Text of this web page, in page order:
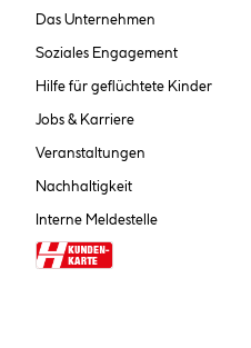
Das Unternehmen
Soziales Engagement
Hilfe für geflüchtete Kinder
Jobs & Karriere
Veranstaltungen
Nachhaltigkeit
Interne Meldestelle